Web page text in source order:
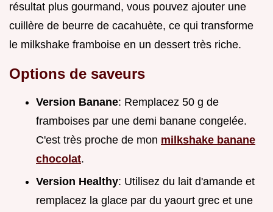
résultat plus gourmand, vous pouvez ajouter une
cuillère de beurre de cacahuète, ce qui transforme
le milkshake framboise en un dessert très riche.
Options de saveurs
Version Banane: Remplacez 50 g de
framboises par une demi banane congelée.
C'est très proche de mon milkshake banane
chocolat.
Version Healthy: Utilisez du lait d'amande et
remplacez la glace par du yaourt grec et une